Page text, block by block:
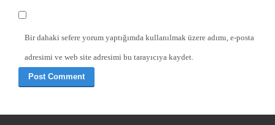
Bir dahaki sefere yorum yaptığımda kullanılmak üzere adımı, e-posta
adresimi ve web site adresimi bu tarayıcıya kaydet.